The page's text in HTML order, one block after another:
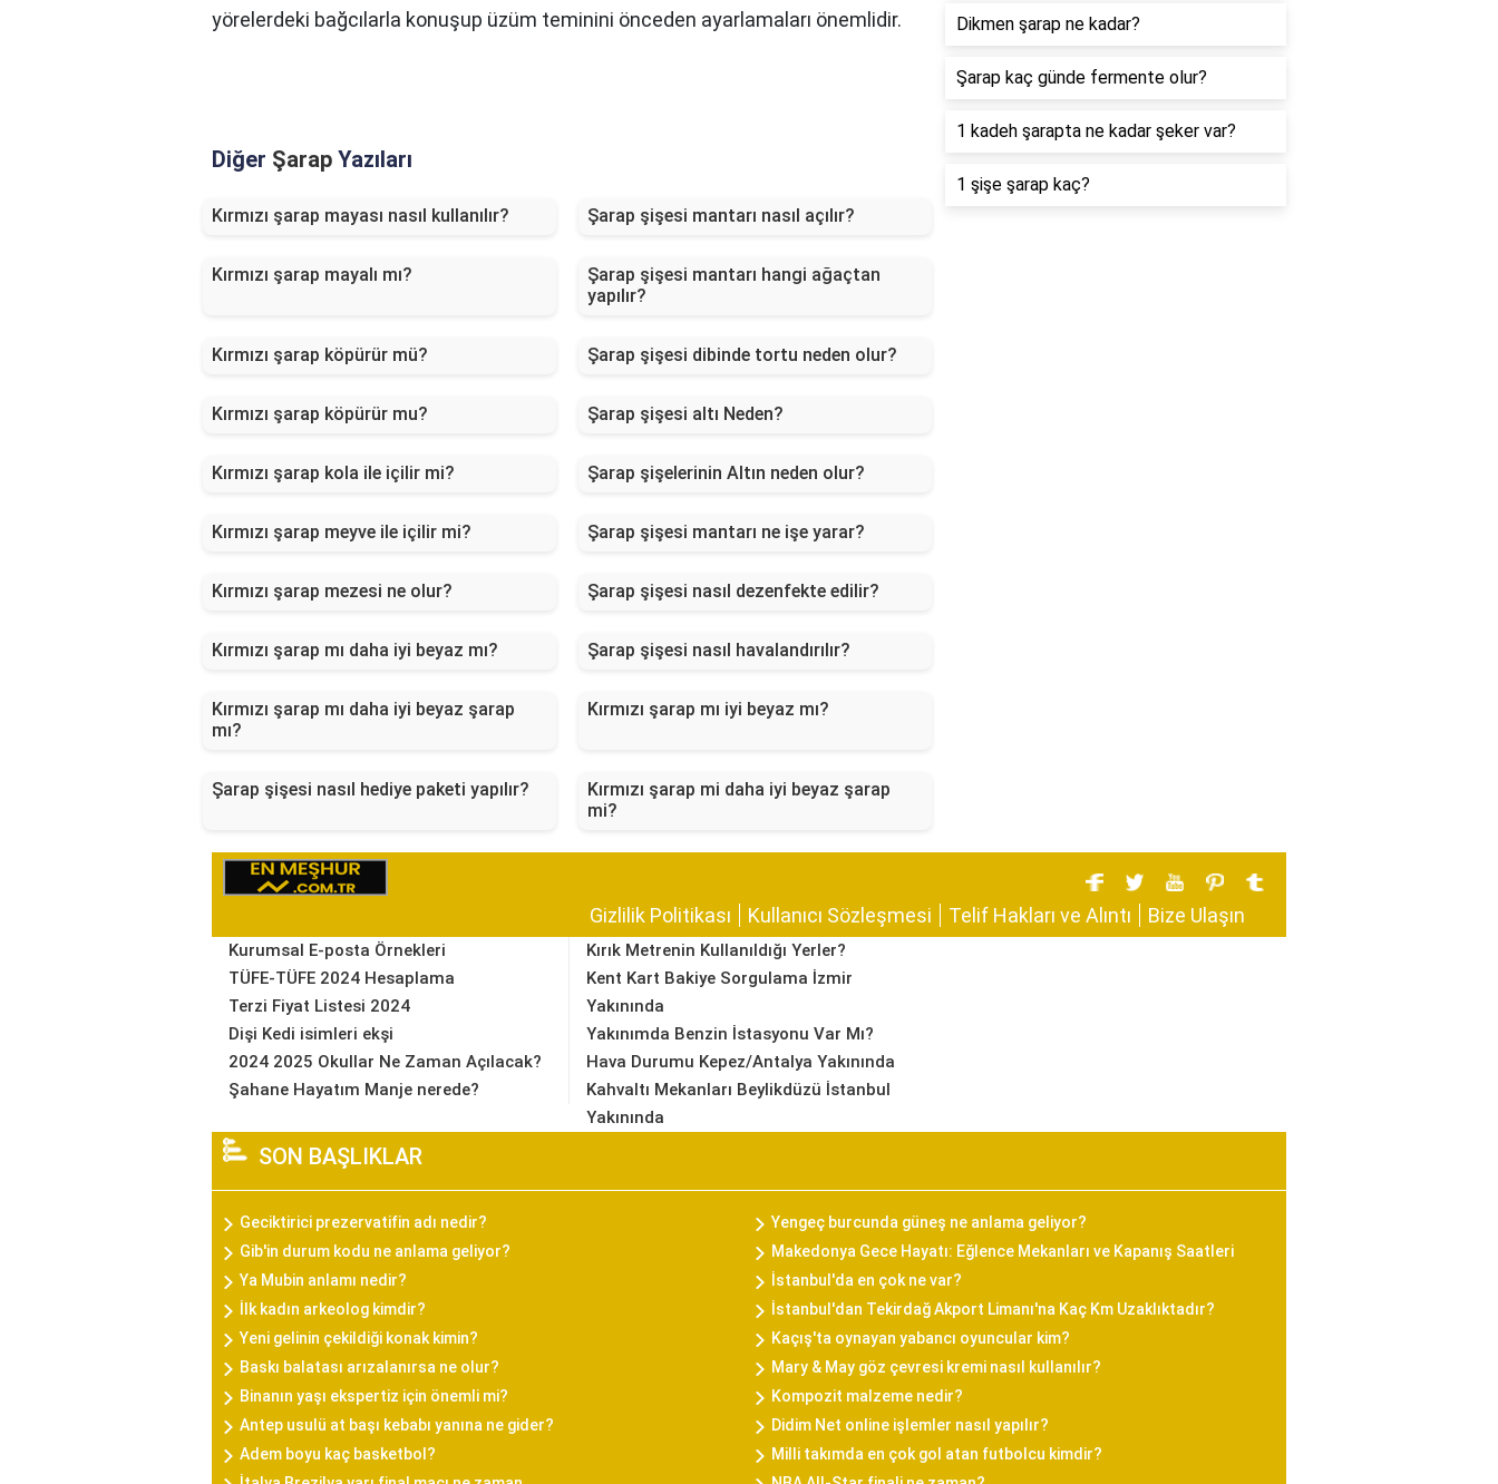
yörelerdeki bağcılarla konuşup üzüm teminini önceden ayarlamaları önemlidir.
Diğer Şarap Yazıları
Kırmızı şarap mayası nasıl kullanılır? Şarap şişesi mantarı nasıl açılır?
Kırmızı şarap mayalı mı?
Şarap şişesi mantarı hangi ağaçtan
yapılır?
Kırmızı şarap köpürür mü? Şarap şişesi dibinde tortu neden olur?
Kırmızı şarap köpürür mu? Şarap şişesi altı Neden?
Kırmızı şarap kola ile içilir mi? Şarap şişelerinin Altın neden olur?
Kırmızı şarap meyve ile içilir mi? Şarap şişesi mantarı ne işe yarar?
Kırmızı şarap mezesi ne olur? Şarap şişesi nasıl dezenfekte edilir?
Kırmızı şarap mı daha iyi beyaz mı? Şarap şişesi nasıl havalandırılır?
Kırmızı şarap mı daha iyi beyaz şarap
mı?
Kırmızı şarap mı iyi beyaz mı?
Şarap şişesi nasıl hediye paketi yapılır?
Kırmızı şarap mi daha iyi beyaz şarap
mi?
Dikmen şarap ne kadar?
Şarap kaç günde fermente olur?
1 kadeh şarapta ne kadar şeker var?
1 şişe şarap kaç?
Gizlilik Politikası Kullanıcı Sözleşmesi Telif Hakları ve Alıntı Bize Ulaşın
Kurumsal E-posta Örnekleri
TÜFE-TÜFE 2024 Hesaplama
Terzi Fiyat Listesi 2024
Dişi Kedi isimleri ekşi
2024 2025 Okullar Ne Zaman Açılacak?
Şahane Hayatım Manje nerede?
Kırık Metrenin Kullanıldığı Yerler?
Kent Kart Bakiye Sorgulama İzmir
Yakınında
Yakınımda Benzin İstasyonu Var Mı?
Hava Durumu Kepez/Antalya Yakınında
Kahvaltı Mekanları Beylikdüzü İstanbul
Yakınında
SON BAŞLIKLAR
Geciktirici prezervatifin adı nedir?
Yengeç burcunda güneş ne anlama geliyor?
Gib'in durum kodu ne anlama geliyor?
Makedonya Gece Hayatı: Eğlence Mekanları ve Kapanış Saatleri
Ya Mubin anlamı nedir?
İstanbul'da en çok ne var?
İlk kadın arkeolog kimdir?
İstanbul'dan Tekirdağ Akport Limanı'na Kaç Km Uzaklıktadır?
Yeni gelinin çekildiği konak kimin?
Kaçış'ta oynayan yabancı oyuncular kim?
Baskı balatası arızalanırsa ne olur?
Mary & May göz çevresi kremi nasıl kullanılır?
Binanın yaşı ekspertiz için önemli mi?
Kompozit malzeme nedir?
Antep usulü at başı kebabı yanına ne gider?
Didim Net online işlemler nasıl yapılır?
Adem boyu kaç basketbol?
Milli takımda en çok gol atan futbolcu kimdir?